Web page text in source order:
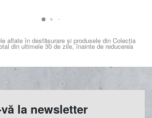
aflate în desfășurare și produsele din Colecția
din ultimele 30 de zile, înainte de reducerea
la newsletter